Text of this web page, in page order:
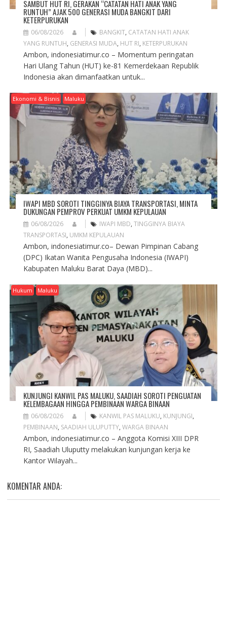
SAMBUT HUT RI, GERAKAN “CATATAN HATI ANAK YANG
RUNTUH” AJAK 500 GENERASI MUDA BANGKIT DARI
KETERPURUKAN
06/08/2026 BANGKIT, CATATAN HATI ANAK
YANG RUNTUH, GENERASI MUDA, HUT RI, KETERPURUKAN
Ambon, indonesiatimur.co – Momentum peringatan
Hari Ulang Tahun (HUT) ke-81 Kemerdekaan Republik
Indonesia akan dimanfaatkan untuk...
Ekonomi & Bisnis Maluku
IWAPI MBD SOROTI TINGGINYA BIAYA TRANSPORTASI, MINTA
DUKUNGAN PEMPROV PERKUAT UMKM KEPULAUAN
06/08/2026 IWAPI MBD, TINGGINYA BIAYA
TRANSPORTASI, UMKM KEPULAUAN
Ambon, indonesiatimur.co– Dewan Pimpinan Cabang
(DPC) Ikatan Wanita Pengusaha Indonesia (IWAPI)
Kabupaten Maluku Barat Daya (MBD)...
Hukum Maluku
KUNJUNGI KANWIL PAS MALUKU, SAADIAH SOROTI PENGUATAN
KELEMBAGAAN HINGGA PEMBINAAN WARGA BINAAN
06/08/2026 KANWIL PAS MALUKU, KUNJUNGI,
PEMBINAAN, SAADIAH ULUPUTTY, WARGA BINAAN
Ambon, indonesiatimur.co – Anggota Komisi XIII DPR
RI, Saadiah Uluputty melakukan kunjungan kerja ke
Kantor Wilayah...
KOMENTAR ANDA: